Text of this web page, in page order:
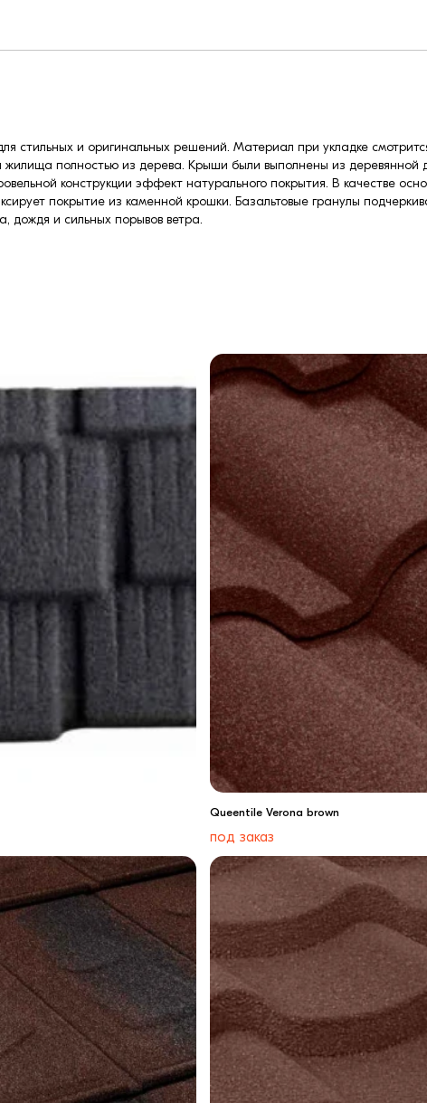
стильных и оригинальных решений. Материал при укладке
жилища полностью из дерева. Крыши были выполнены из
конструкции эффект натурального покрытия. В качестве
покрытие из каменной крошки. Базальтовые гранулы
дождя и сильных порывов ветра.
Queentile Verona brown
под заказ